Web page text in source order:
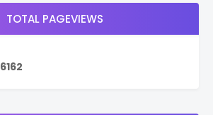
TOTAL PAGEVIEWS
6162